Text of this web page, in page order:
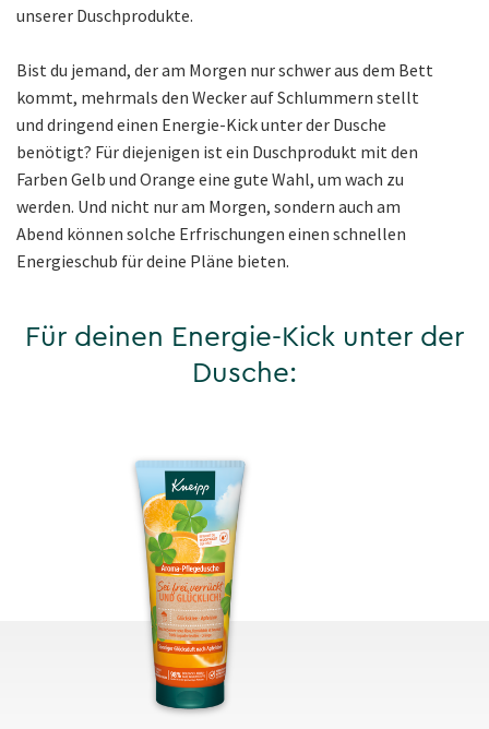
unserer Duschprodukte.
Bist du jemand, der am Morgen nur schwer aus dem Bett
kommt, mehrmals den Wecker auf Schlummern stellt
und dringend einen Energie-Kick unter der Dusche
benötigt? Für diejenigen ist ein Duschprodukt mit den
Farben Gelb und Orange eine gute Wahl, um wach zu
werden. Und nicht nur am Morgen, sondern auch am
Abend können solche Erfrischungen einen schnellen
Energieschub für deine Pläne bieten.
Für deinen Energie-Kick unter der
Dusche: